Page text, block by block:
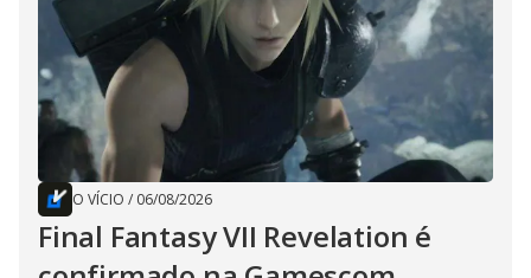
O VÍCIO / 06/08/2026
Final Fantasy VII Revelation é